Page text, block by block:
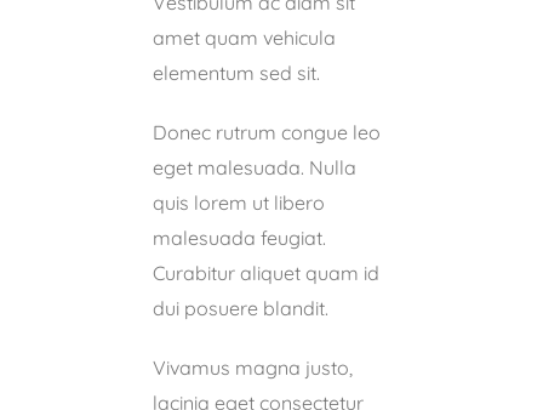
amet quam vehicula
elementum sed sit.
Donec rutrum congue leo
eget malesuada. Nulla
quis lorem ut libero
malesuada feugiat.
Curabitur aliquet quam id
dui posuere blandit.
Vivamus magna justo,
lacinia eget consectetur